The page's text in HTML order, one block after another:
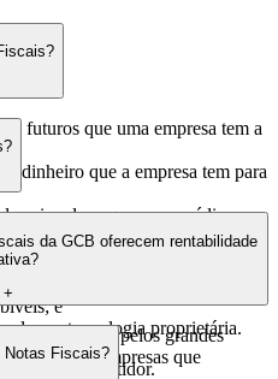
futuros que uma empresa tem a
dinheiro que a empresa tem para
caixa de pequenas e médias
rendimento para você.
existe risco. Mas na GCB esse
envolvidas na operação;
e
com tecnologia proprietária.
ao investidor.
da GCB oferecem rentabilidade
+
explorado pelos grandes
com empresas que
Notas Fiscais?